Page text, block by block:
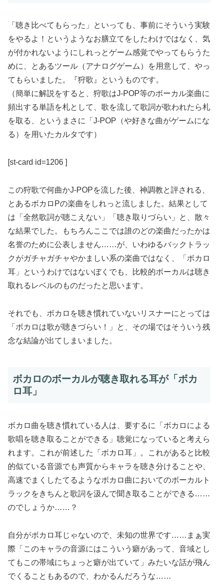
「聴き比べてもらった」といっても、事前にそういう実験
をやるよ！というようなお膳立てをしたわけではなく、気
が付かれないようにしれっとゲーム感覚でやってもらうた
めに、とあるツール（アナログゲーム）を用意して、やっ
てもらいました。『狩歌』というものです。
（簡単に解説をすると、狩歌はJ-POP等のボーカル楽曲に
頻出する単語を札として、歌を流して歌詞が歌われたら札
を取る、というまさに「J-POP（や好きな曲がゲームにな
る）を用いたカルタです）
[st-card id=1206 ]
この狩歌で何曲かJ-POPを流した後、神調教と評される、
とあるボカロPの楽曲をしれっと流しました。結果として
は「全然歌詞が聴こえない」「聴き取りづらい」と、散々
な結果でした。もちろんここでは誰のどの楽曲だったかは
名誉のために公表しません……が、いわゆるバックトラッ
クがガチャガチャやかましい系の楽曲ではなく、「ボカロ
耳」というわけではないぼくでも、比較的ボーカルは聴き
取れるレベルのものだったと思います。
それでも、ボカロを聴き慣れていないリスナーにとっては
「ボカロは歌が聴きづらい！」と、その場ではそういう残
念な結論が出てしまいました。
ボカロのボーカルが聴き取れる耳が「ボカ
ロ耳」
ボカロ曲を聴き慣れている人は、要するに「ボカロによる
歌唱を聴き取ることができる」聴覚になっていると考えら
れます。これが前述した「ボカロ耳」。これがあると比較
的似ている音源でも声質からキャラを聴き分けることや、
高速でまくしたてるようなボカロ曲においてのボーカルト
ラックをきちんと歌詞を汲んで聞き取ることができる……
のでしょうか……？
自分がボカロ耳じゃないので、未知の世界です……まぁ実
際「このキャラの音源にはこういう癖があって、音域とし
てもこの帯域にちょっと癖が出ていて」みたいな話が飛ん
でくることもあるので、わかるんだろうな……